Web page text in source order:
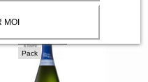
aussi
meilleur prix !
Pack
MOI